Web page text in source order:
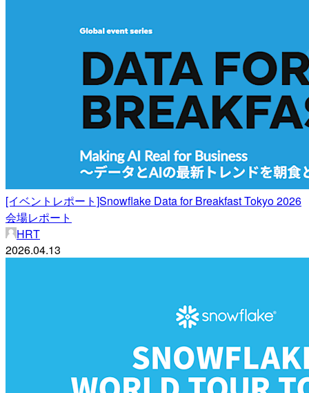
[イベントレポート]Snowflake Data for Breakfast Tokyo 2026
会場レポート
HRT
2026.04.13